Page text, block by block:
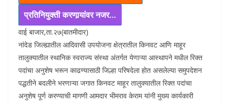
प्रतिनियुक्ती करणार्‍यांवर नजर…
वाई बाजार,ता.२७(बातमीदार)
नांदेड जिल्ह्यातील आदिवासी उपयोजना क्षेत्रातील किनवट आणि माहूर
तालुक्यातील स्थानिक स्वराज्य संस्था अंतर्गत येणाऱ्या आस्थापने मधील रिक्त
पदांचा अनुशेष भरून काढण्यासाठी जिल्हा परिषदेला होत असलेल्या समुपदेशन
पद्धतीने बदलीने भरणाऱ्या जगात किनवट माहूर तालुक्यातील रिक्त पदांचा
अनुशेष पूर्ण करण्याची मागणी आमदार भीमराव केराम यांनी मुख्य कार्यकारी